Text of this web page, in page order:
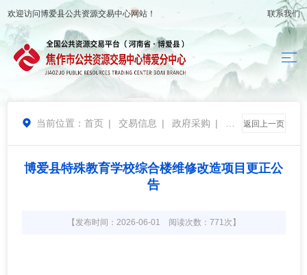
欢迎访问博爱县公共资源交易中心网站！ 联系我们
 当前位置： 首页 | 交易信息 | 政府采购 |
变
更公告
返回上一页
博爱县特殊教育学校综合楼维修改造项目更正公
告
【发布时间：2026-06-01 阅读次数：771次】